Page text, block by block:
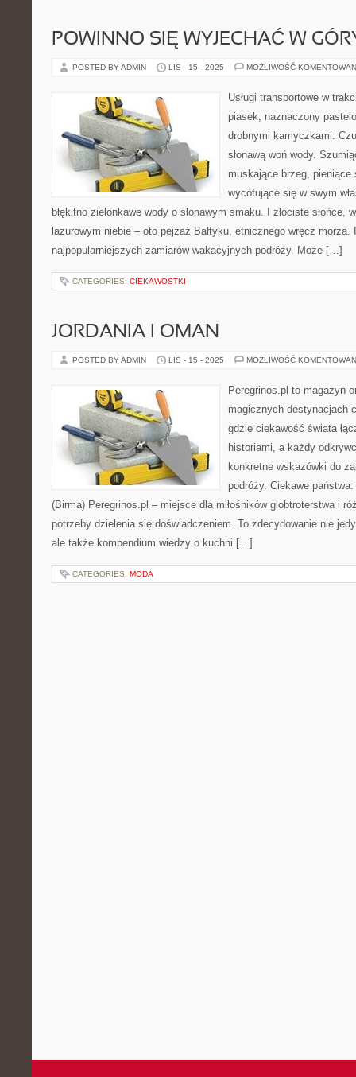
POWINNO SIĘ WYJECHAĆ W
POSTED BY ADMIN LIS - 15 - 2025 MOŻLIWOŚĆ
Usługi transportowe w
piasek, naznaczony
drobnymi kamyczkami.
słonawą woń wody.
muskające brzeg,
wycofujące się w swym
błękitno zielonkawe wody o słonawym smaku. I złociste słońce,
lazurowym niebie – oto pejzaż Bałtyku, etnicznego wręcz
najpopularniejszych zamiarów wakacyjnych podróży. Może […]
CATEGORIES: CIEKAWOSTKI
JORDANIA I OMAN
POSTED BY ADMIN LIS - 15 - 2025 MOŻLIWOŚĆ
Peregrinos.pl to magazyn
magicznych destynacjach
gdzie ciekawość świata
historiami, a każdy
konkretne wskazówki do
podróży. Ciekawe
(Birma) Peregrinos.pl – miejsce dla miłośników globtroterstwa i
potrzeby dzielenia się doświadczeniem. To zdecydowanie nie
ale także kompendium wiedzy o kuchni […]
CATEGORIES: MODA